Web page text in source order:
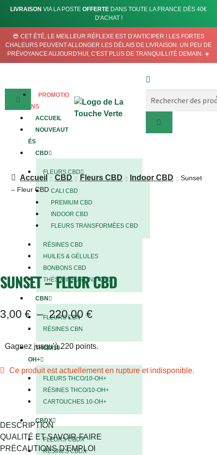
LIVRAISON VIA LA POSTE OFFERTE DANS TOUTE LA FRANCE DÈS 40€
D'ACHAT !
😎 CET ÉTÉ, LE MEILLEUR RÉFLEXE EST D'ANTICIPER ! LES FORTES
CHALEURS PEUVENT ALLONGER LES DÉLAIS DE LIVRAISON. UN PEU DE
PRÉVOYANCE AUJOURD'HUI, C'EST PLUS DE TRANQUILLITÉ DEMAIN. ☀️
PROMOTIO
NS
ACCUEIL
NOUVEAUT
ÉS
CBD
FLEURS CBD
CALI CBD
PREMIUM CBD
INDOOR CBD
FLEURS TRANSFORMÉES CBD
RÉSINES CBD
HUILES & GÉLULES
BONBONS CBD
THÉS & INFUSIONS CBD
CBN
FLEURS CBN
RÉSINES CBN
THCO/10-
OH+
FLEURS THCO/10-OH+
RÉSINES THCO/10-OH+
CARTOUCHES 10-OH+
CBDX
FLEURS CBDX
RÉSINES CBDX
Accueil CBD Fleurs CBD Indoor CBD
Sunset
– Fleur CBD
RUPTURE DE STOCK
SUNSET – FLEUR CBD
3,00 € – 220,00 €
Gagnez jusqu'à 220 points.
Ce produit est actuellement en rupture et indisponible.
DESCRIPTION
QUALITÉ ET SAVOIR-FAIRE
PRÉCAUTIONS D'EMPLOI